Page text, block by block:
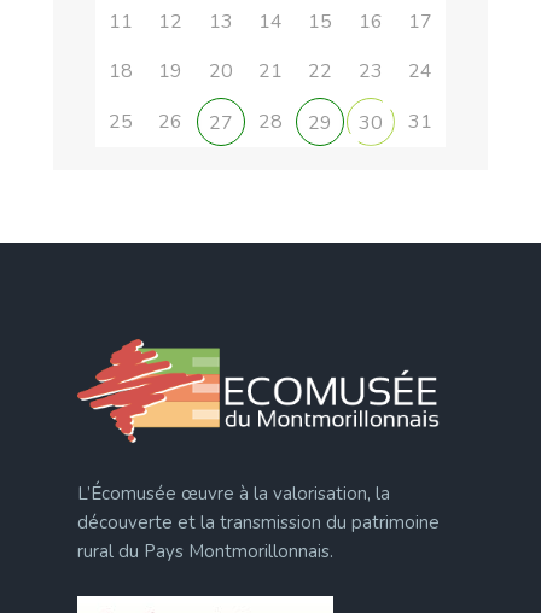
11
12 13 14 15 16
17
18
19 20 21 22 23
24
25
26 27 28 29 30 31
L’Écomusée œuvre à la valorisation, la
découverte et la transmission du patrimoine
rural du Pays Montmorillonnais.